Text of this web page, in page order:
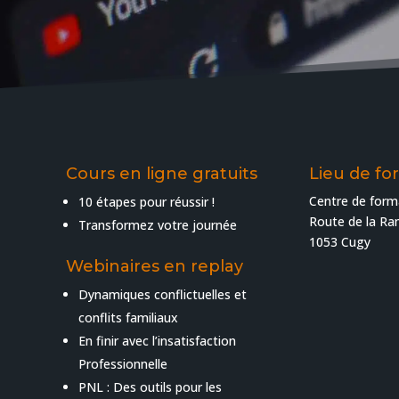
Cours en ligne gratuits
10 étapes pour réussir !
Transformez votre journée
Webinaires en replay
Dynamiques conflictuelles et
conflits familiaux
En finir avec l’insatisfaction
Professionnelle
PNL : Des outils pour les
Lieu de
Centre de
Route de la
1053 Cugy